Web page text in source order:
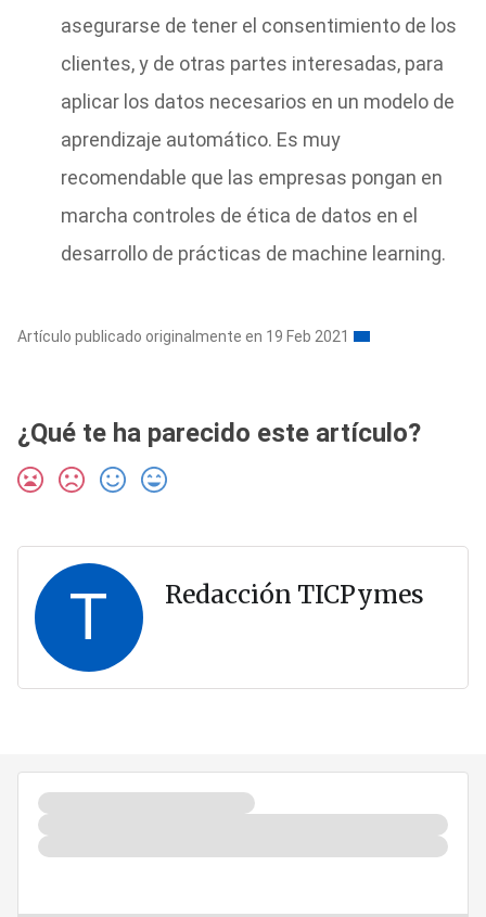
asegurarse de tener el consentimiento de los
clientes, y de otras partes interesadas, para
aplicar los datos necesarios en un modelo de
aprendizaje automático. Es muy
recomendable que las empresas pongan en
marcha controles de ética de datos en el
desarrollo de prácticas de machine learning.
Artículo publicado originalmente en 19 Feb 2021
¿Qué te ha parecido este artículo?
T Redacción TICPymes